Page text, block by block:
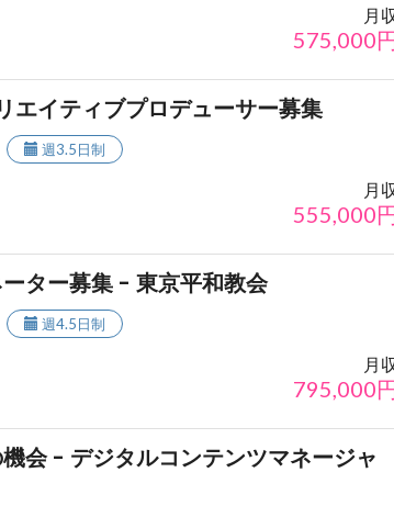
月
575,000
エイティブプロデューサー募集
週3.5日制
月
555,000
ター募集 - 東京平和教会
週4.5日制
月
795,000
会 - デジタルコンテンツマネージャ